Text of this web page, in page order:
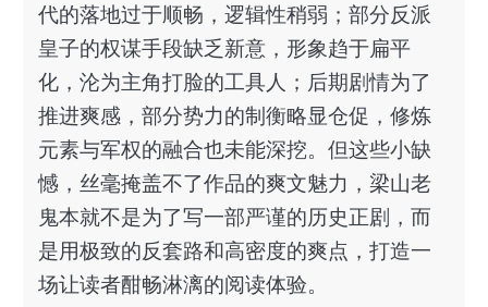
代的落地过于顺畅，逻辑性稍弱；部分反派
皇子的权谋手段缺乏新意，形象趋于扁平
化，沦为主角打脸的工具人；后期剧情为了
推进爽感，部分势力的制衡略显仓促，修炼
元素与军权的融合也未能深挖。但这些小缺
憾，丝毫掩盖不了作品的爽文魅力，梁山老
鬼本就不是为了写一部严谨的历史正剧，而
是用极致的反套路和高密度的爽点，打造一
场让读者酣畅淋漓的阅读体验。